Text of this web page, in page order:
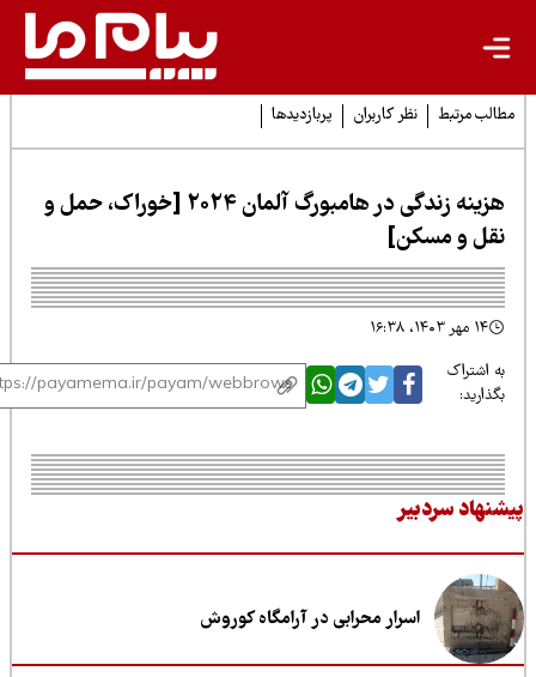
مرتبط نظر کاربران پربازدیدها
هزینه زندگی در هامبورگ آلمان 2024 [خوراک، حمل و
و مسکن]
اشتراک
سردبیر
اسرار محرابی در آرامگاه کوروش